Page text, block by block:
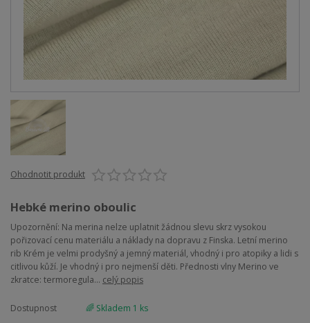
Ohodnotit produkt
Hebké merino oboulic
Upozornění: Na merina nelze uplatnit žádnou slevu skrz vysokou
pořizovací cenu materiálu a náklady na dopravu z Finska. Letní merino
rib Krém je velmi prodyšný a jemný materiál, vhodný i pro atopiky a lidi s
citlivou kůží. Je vhodný i pro nejmenší děti. Přednosti vlny Merino ve
zkratce: termoregula... celý popis
Dostupnost
🌈 Skladem 1 ks